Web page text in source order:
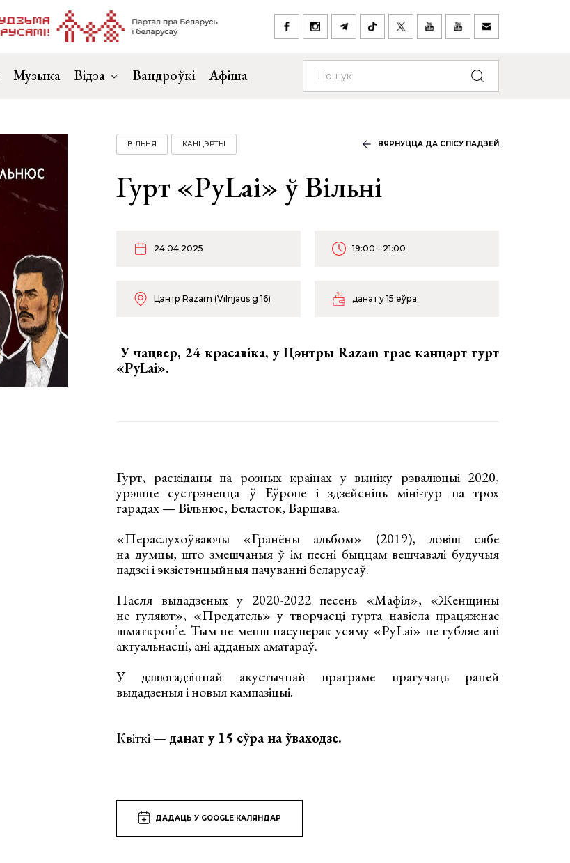
Музыка Відэа Вандроўкі Афіша
ВІЛЬНЯ КАНЦЭРТЫ ВЯРНУЦЦА ДА СПІСУ ПАДЗЕЙ
Гурт «PyLai» ў Вільні
24.04.2025 19:00 - 21:00
Цэнтр Razam (Vilnjaus g 16) данат у 15 еўра
У чацвер, 24 красавіка, у Цэнтры Razam грае канцэрт гурт
«PyLai».
Гурт, раскіданы па розных краінах у выніку рэвалюцыі 2020,
урэшце сустрэнецца ў Еўропе і здзейсніць міні-тур па трох
гарадах — Вільнюс, Беласток, Варшава.
«Пераслухоўваючы «Гранёны альбом» (2019), ловіш сябе
на думцы, што змешчаныя ў ім песні быццам вешчавалі будучыя
падзеі і экзістэнцыйныя пачуванні беларусаў.
Пасля выдадзеных у 2020-2022 песень «Мафія», «Женщины
не гуляют», «Предатель» у творчасці гурта навісла працяжнае
шматкроп’е. Тым не менш насуперак усяму «PyLai» не губляе ані
актуальнасці, ані адданых аматараў.
У дзвюгадзіннай акустычнай праграме прагучаць раней
выдадзеныя і новыя кампазіцыі.
Квіткі —данат у 15 еўра на ўваходзе.
ДАДАЦЬ У GOOGLE КАЛЯНДАР